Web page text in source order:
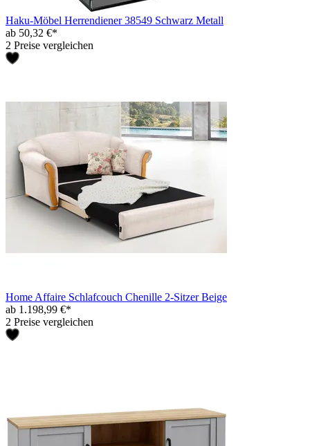
Haku-Möbel Herrendiener 38549 Schwarz Metall
ab 50,32 €*
2 Preise vergleichen
Home Affaire Schlafcouch Chenille 2-Sitzer Beige
ab 1.198,99 €*
2 Preise vergleichen